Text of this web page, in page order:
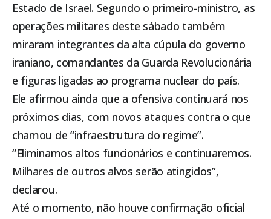
Estado de Israel. Segundo o primeiro-ministro, as
operações militares deste sábado também
miraram integrantes da alta cúpula do governo
iraniano, comandantes da Guarda Revolucionária
e figuras ligadas ao programa nuclear do país.
Ele afirmou ainda que a ofensiva continuará nos
próximos dias, com novos ataques contra o que
chamou de “infraestrutura do regime”.
“Eliminamos altos funcionários e continuaremos.
Milhares de outros alvos serão atingidos”,
declarou.
Até o momento, não houve confirmação oficial